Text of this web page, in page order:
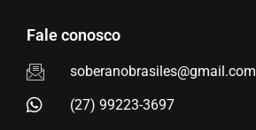
Fale conosco
soberanobrasiles@gmail.com
(27) 99223-3697